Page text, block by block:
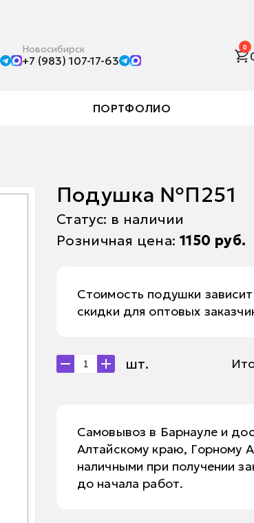
Новосибирск
+7 (983) 107-17-63
0
ПОРТФОЛИО
Подушка №П251
Статус: в наличии
Розничная цена: 1150 руб.
Стоимость подушки
скидки для оптовых
шт.
Самовывоз в Барнауле и
Алтайскому краю, Горному
наличными при получении
до начала работ.